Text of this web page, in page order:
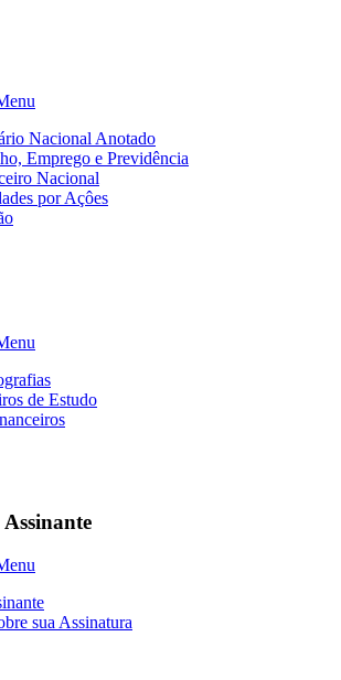
Nacional Anotado
Emprego e Previdência
Nacional
por Açôes
de Estudo
sua Assinatura